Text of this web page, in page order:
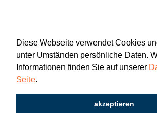
Diese Webseite verwendet Cookies
unter Umständen persönliche Daten.
Informationen finden Sie auf unserer
Seite.
akzeptieren
Newsletter Impressum